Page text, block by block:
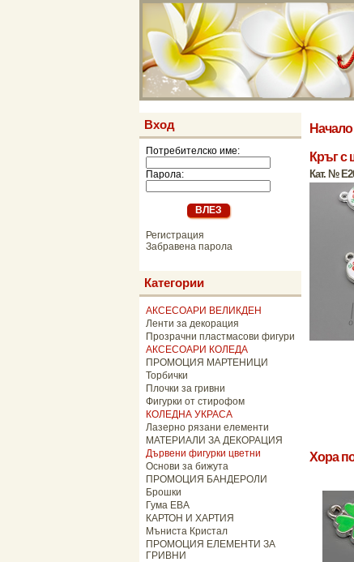
Вход
Потребителско име:
Парола:
Регистрация
Забравена парола
Категории
АКСЕСОАРИ ВЕЛИКДЕН
Ленти за декорация
Прозрачни пластмасови фигури
АКСЕСОАРИ КОЛЕДА
ПРОМОЦИЯ МАРТЕНИЦИ
Торбички
Плочки за гривни
Фигурки от стирофом
КОЛЕДНА УКРАСА
Лазерно рязани елементи
МАТЕРИАЛИ ЗА ДЕКОРАЦИЯ
Дървени фигурки цветни
Основи за бижута
ПРОМОЦИЯ БАНДЕРОЛИ
Брошки
Гума ЕВА
КАРТОН И ХАРТИЯ
Мъниста Кристал
ПРОМОЦИЯ ЕЛЕМЕНТИ ЗА
ГРИВНИ
Начало
Кръг с
Кат. №
Хора